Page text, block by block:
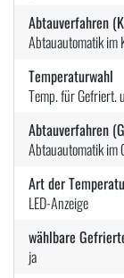
Abtauverfahren
Abtauautomatik im
Temperaturwahl
Temp. für Gefriert.
Abtauverfahren
Abtauautomatik im
Art der
LED-Anzeige
wählbare
ja